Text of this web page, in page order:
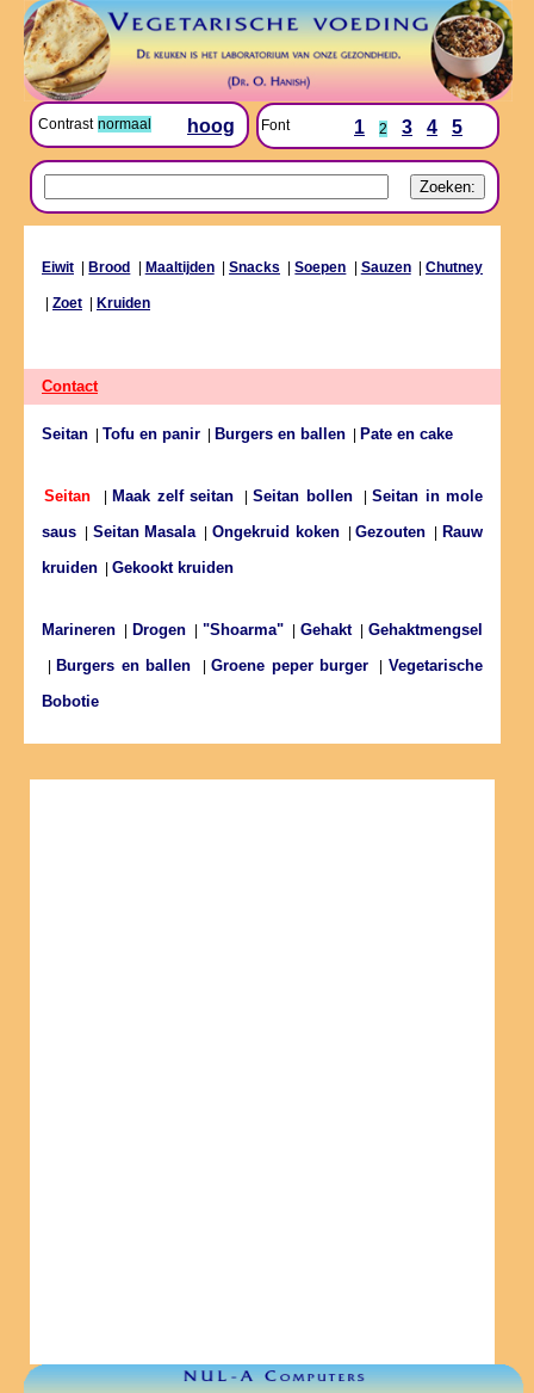
Contrast normaal hoog Font 1 2 3 4 5
Eiwit Brood Maaltijden|Snacks |Soepen Sauzen|Chutney
Zoet Kruiden
Contact
Seitan Tofu en panir Burgers en ballen Pate en cake
Seitan Maak zelf seitan |Seitan bollen|Seitan in mole
saus
Seitan Masala|Ongekruid koken|Gezouten
Rauw
kruiden
Gekookt kruiden
Marineren Drogen "Shoarma" Gehakt|Gehaktmengsel
Burgers en ballen |Groene peper burger |Vegetarische
Bobotie